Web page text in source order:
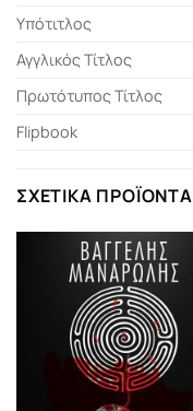
Υπότιτλος
Αγγλικός Τίτλος
Πρωτότυπος Τίτλος
Flipbook
ΣΧΕΤΙΚΆ ΠΡΟΪΌΝΤΑ